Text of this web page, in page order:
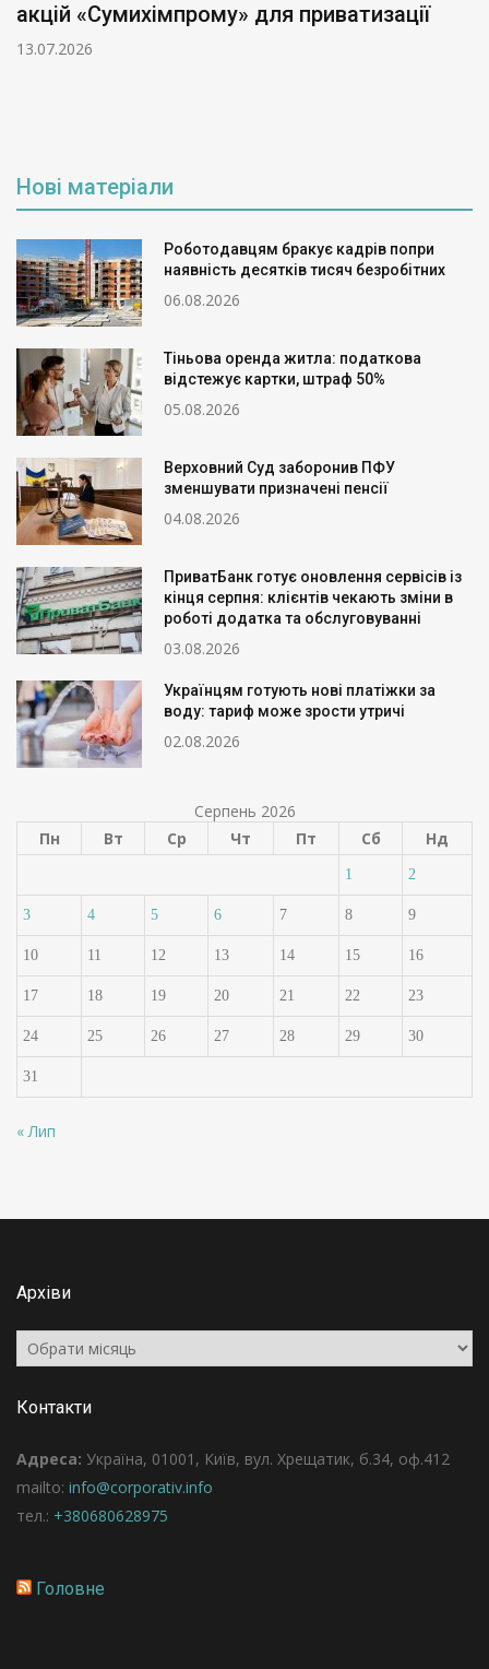
акцій «Сумихімпрому» для приватизації
13.07.2026
Нові матеріали
Роботодавцям бракує кадрів попри
наявність десятків тисяч безробітних
06.08.2026
Тіньова оренда житла: податкова
відстежує картки, штраф 50%
05.08.2026
Верховний Суд заборонив ПФУ
зменшувати призначені пенсії
04.08.2026
ПриватБанк готує оновлення сервісів із
кінця серпня: клієнтів чекають зміни в
роботі додатка та обслуговуванні
03.08.2026
Українцям готують нові платіжки за
воду: тариф може зрости утричі
02.08.2026
Серпень 2026
Пн
Вт Ср Чт Пт Сб Нд
1 2
3 4 5 6 7 8 9
10 11 12 13 14 15 16
17 18 19 20 21 22 23
24 25 26 27 28 29 30
31
« Лип
Архіви
Архіви
Контакти
Адреса: Україна, 01001, Київ, вул. Хрещатик, б.34, оф.412
mailto: info@corporativ.info
тел.: +380680628975
Головне